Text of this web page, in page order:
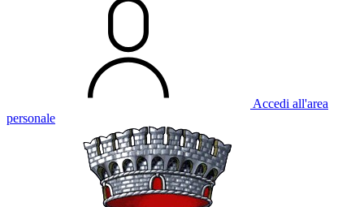
Accedi all'area
personale